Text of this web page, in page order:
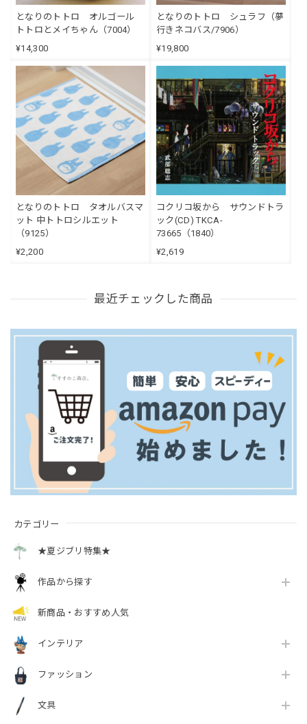
カテゴリー
★夏ジブリ特集★
作品から探す
新商品・おすすめ人気
インテリア
ファッション
文具
となりのトトロ オルゴール
トトロとメイちゃん（7004）
¥14,300
となりのトトロ シュラフ（夢
行きネコバス/7906）
¥19,800
となりのトトロ タオルバスマ
ット 中トトロシルエット
（9125）
¥2,200
コクリコ坂から サウンドトラ
ック(CD) TKCA-
73665（1840）
¥2,619
最近チェックした商品